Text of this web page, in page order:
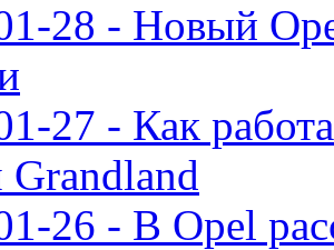
28 - Новый
27 - Как
26 - В Opel